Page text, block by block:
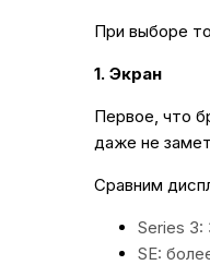
При выборе
1. Экран
Первое, что
даже не
Сравним
Series 3:
SE: